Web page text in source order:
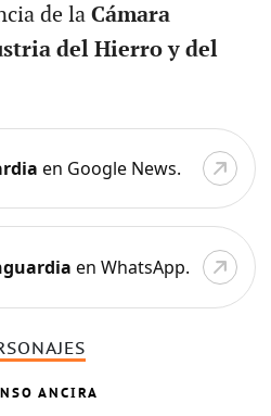
de laCámara
del Hierro y del
en Google News.
en WhatsApp.
ANCIRA